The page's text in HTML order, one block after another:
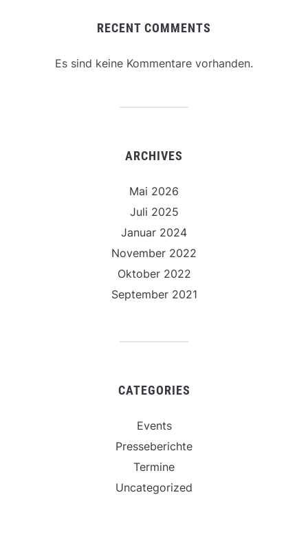
RECENT COMMENTS
Es sind keine Kommentare vorhanden.
ARCHIVES
Mai 2026
Juli 2025
Januar 2024
November 2022
Oktober 2022
September 2021
CATEGORIES
Events
Presseberichte
Termine
Uncategorized